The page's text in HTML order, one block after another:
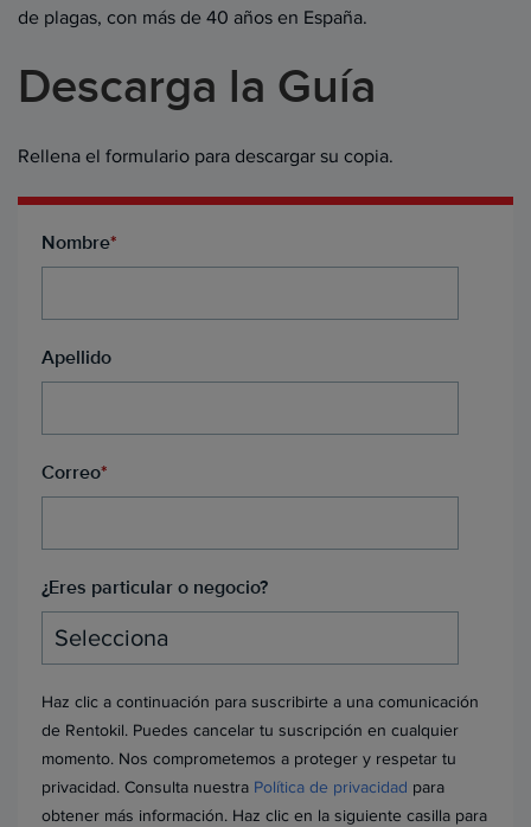
de plagas, con más de 40 años en España.
Descarga la Guía
Rellena el formulario para descargar su copia.
Nombre*
Apellido
Correo*
¿Eres particular o negocio?
Haz clic a continuación para suscribirte a una comunicación
de Rentokil. Puedes cancelar tu suscripción en cualquier
momento. Nos comprometemos a proteger y respetar tu
privacidad. Consulta nuestra Política de privacidad para
obtener más información. Haz clic en la siguiente casilla para